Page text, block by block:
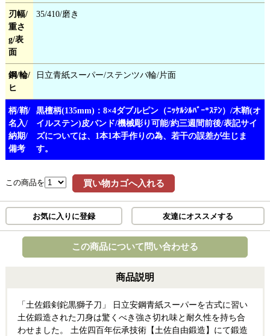
刃幅/
重さ
g/表
面
35/410/磨き
鋼/輪/
ヒ
日立青紙スーパー/ステンツバ輪/片面
柄/鞘/
名入/
納期/
備考
黒檀柄(135mm)：8×4ダブルピン（ﾆｯｹﾙｼﾙﾊﾞｰ*ｽﾃﾝ）/木鞘(オ
イルステン)皮バンド/機械彫り可能/約三週間前後/表記サイ
ズについては、1本1本手作りの為、若干の誤差が生じま
す。
この商品を 買い物カゴへ入れる
お気に入りに登録 友達にオススメする
この商品について問い合わせる
商品説明
「土佐鍛剣鉈黒獅子刀」 日立安鋼青紙スーパーを古式に習い
土佐鍛造された刀身は驚くべき強さ切れ味と耐久性を持ち合
わせました。 土佐四百年伝承技術【土佐自由鍛造】にて鍛造